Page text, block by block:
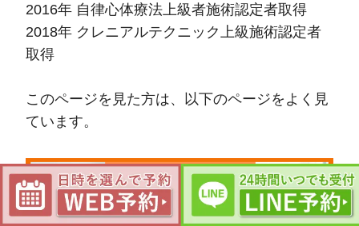
2016年 自律心体療法上級者施術認定者取得
2018年 クレニアルテクニック上級施術認定者
取得
このページを見た方は、以下のページをよく見
ています。